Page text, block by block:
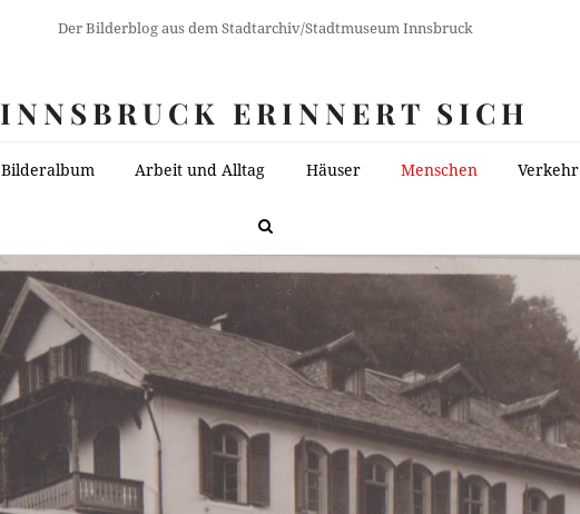
Der Bilderblog aus dem Stadtarchiv/Stadtmuseum Innsbruck
INNSBRUCK ERINNERT SICH
Bilderalbum Arbeit und Alltag Häuser Menschen Verkehr